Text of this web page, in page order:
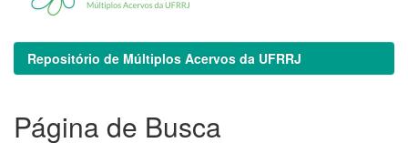
Repositório de Múltiplos Acervos da UFRRJ
Página de Busca